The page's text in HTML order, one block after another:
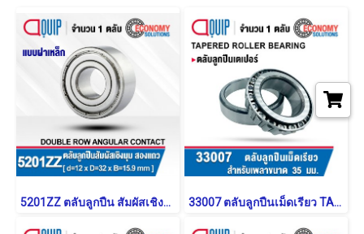
5201ZZ ตลับลูกปืน สัมผัสเชิงมุม 2 แถว แบบฝาเหล็ก (DOUBLE ROW ANGULAR CONTACT BALL BEARING) 33007 ตลับลูกปืนเม็ดเรียว TAPERED ROLLER BEARING